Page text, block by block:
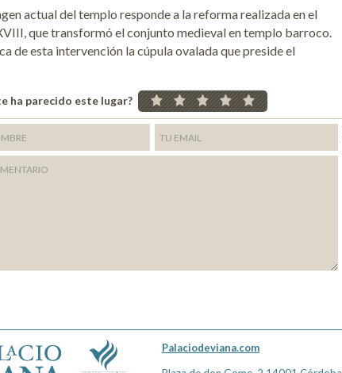
actual del templo responde a la reforma realizada en el
que transformó el conjunto medieval en templo barroco.
de esta intervención la cúpula ovalada que preside el
ha parecido este lugar?
Palaciodeviana.com